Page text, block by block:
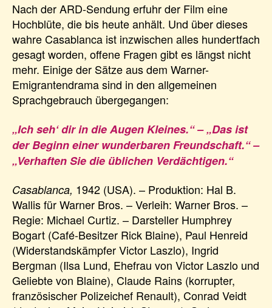
Nach der ARD-Sendung erfuhr der Film eine
Hochblüte, die bis heute anhält. Und über dieses
wahre Casablanca ist inzwischen alles hundertfach
gesagt worden, offene Fragen gibt es längst nicht
mehr. Einige der Sätze aus dem Warner-
Emigrantendrama sind in den allgemeinen
Sprachgebrauch übergegangen:
„Ich seh‘ dir in die Augen Kleines.“ – „Das ist
der Beginn einer wunderbaren Freundschaft.“ –
„Verhaften Sie die üblichen Verdächtigen.“
Casablanca, 1942 (USA). – Produktion: Hal B.
Wallis für Warner Bros. – Verleih: Warner Bros. –
Regie: Michael Curtiz. – Darsteller Humphrey
Bogart (Café-Besitzer Rick Blaine), Paul Henreid
(Widerstandskämpfer Victor Laszlo), Ingrid
Bergman (Ilsa Lund, Ehefrau von Victor Laszlo und
Geliebte von Blaine), Claude Rains (korrupter,
französischer Polizeichef Renault), Conrad Veidt